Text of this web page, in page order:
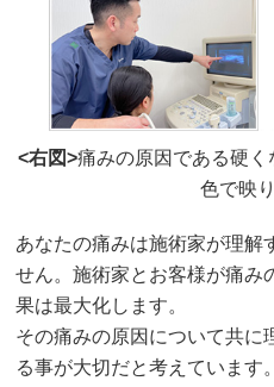
<右図>痛みの原因である硬
色で映
あなたの痛みは施術家が理解
せん。施術家とお客様が痛み
果は最大化します。
その痛みの原因について共に
る事が大切だと考えています。